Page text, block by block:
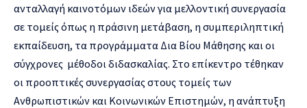
ανταλλαγή καινοτόμων ιδεών για μελλοντική συνεργασία
σε τομείς όπως η πράσινη μετάβαση, η συμπεριληπτική
εκπαίδευση, τα προγράμματα Δια Βίου Μάθησης και οι
σύγχρονες μέθοδοι διδασκαλίας. Στο επίκεντρο τέθηκαν
οι προοπτικές συνεργασίας στους τομείς των
Ανθρωπιστικών και Κοινωνικών Επιστημών, η ανάπτυξη